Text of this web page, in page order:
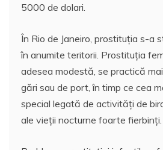
5000 de dolari.
În Rio de Janeiro, prostituţia s-a
în anumite teritorii. Prostituţia
adesea modestă, se practică
gări sau de port, în timp ce cea
special legată de activităţi de
ale vieţii nocturne foarte fierbinţi.